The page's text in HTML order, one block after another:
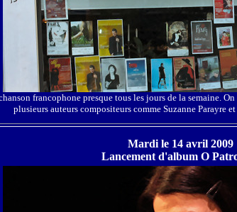
francophone presque tous les jours de la semaine.
plusieurs auteurs compositeurs comme Suzanne Parayre
Mardi le 14 avril 2009
Lancement d'album O